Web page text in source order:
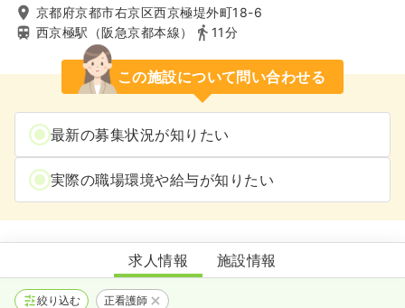
京都府京都市右京区西京極堤外町18-6
西京極駅（阪急京都本線）
11分
この施設について問い合わせる
最新の募集状況が知りたい
実際の職場環境や給与が知りたい
NANAリハビリ訪問看護ステーション
求人情報 施設情報
絞り込む 正看護師